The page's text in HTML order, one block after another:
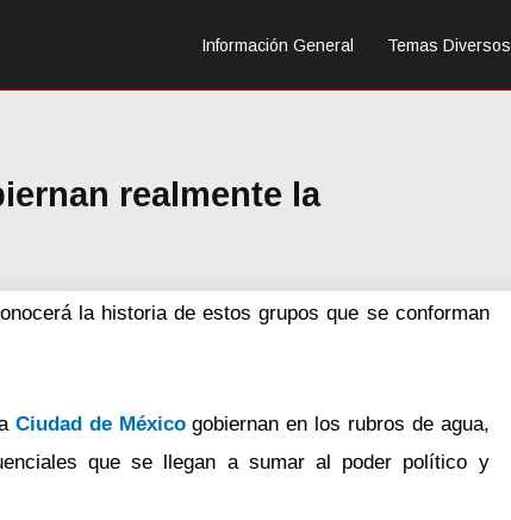
Información General Temas Diversos
realmente la
la historia de estos grupos que se conforman
Ciudad de México gobiernan en los rubros de agua,
que se llegan a sumar al poder político y